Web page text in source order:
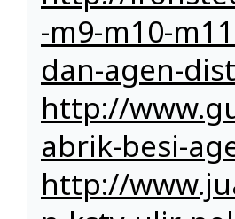
-m9-m10-
dan-agen-
http://
abrik-besi-
http://